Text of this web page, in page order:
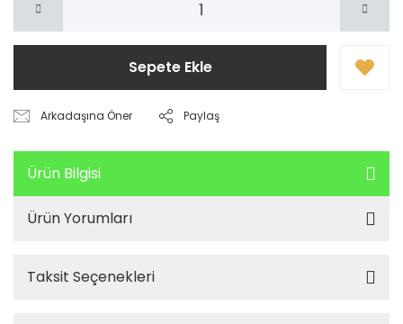
Sepete Ekle
Arkadaşına Öner Paylaş
Ürün Bilgisi
Ürün Yorumları
Taksit Seçenekleri